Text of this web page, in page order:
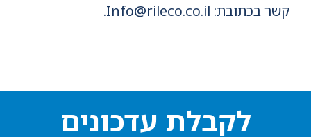
קשר בכתובת: Info@rileco.co.il.
לקבלת עדכונים